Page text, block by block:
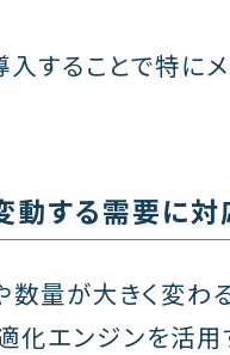
することで特に
動する需要に対
数量が大きく変
化エンジンを活